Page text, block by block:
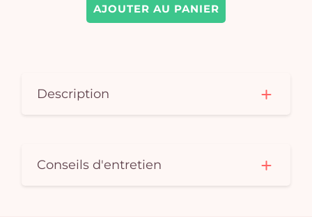
AJOUTER AU PANIER
Description
Conseils d'entretien